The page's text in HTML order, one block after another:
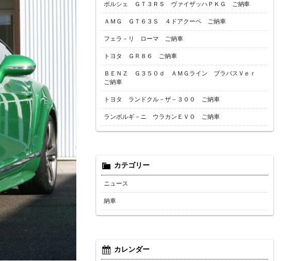
ポルシェ ＧＴ３ＲＳ ヴァイザッハＰＫＧ ご納車
ＡＭＧ ＧＴ６３Ｓ ４ドアクーペ ご納車
フェラ－リ ローマ ご納車
トヨタ ＧＲ８６ ご納車
ＢＥＮＺ Ｇ３５０ｄ ＡＭＧライン ブラバスＶｅｒ
ご納車
トヨタ ランドクル－ザ－３００ ご納車
ランボルギ－ニ ウラカンＥＶＯ ご納車
カテゴリー
ニュース
納車
カレンダー